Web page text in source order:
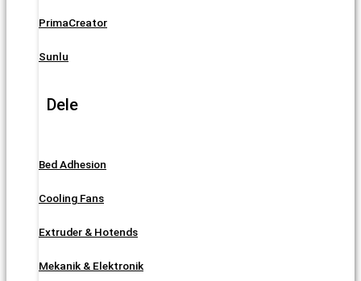
PrimaCreator
Sunlu
Dele
Bed Adhesion
Cooling Fans
Extruder & Hotends
Mekanik & Elektronik